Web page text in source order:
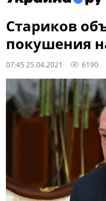
Стариков
покушения
07:45 25.04.2021 6190